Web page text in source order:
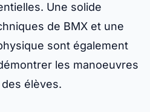
Une solide
de BMX et une
sont également
les manoeuvres
élèves.